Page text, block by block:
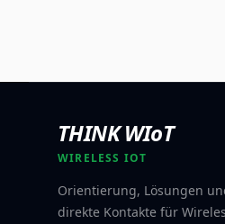
THINK WIoT
WIRELESS IOT
Orientierung, Lösungen
direkte Kontakte für